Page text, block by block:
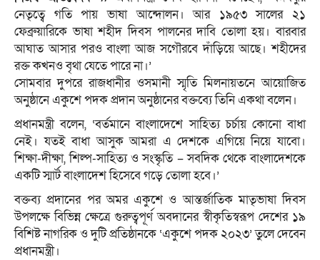
নেতৃত্বে গতি পায় ভাষা আন্দোলন। আর ১৯৫৩ সালের ২১
ফেব্রুয়ারিকে ভাষা শহীদ দিবস পালনের দাবি তোলা হয়। বারবার
আঘাত আসার পরও বাংলা আজ সগৌরবে দাঁড়িয়ে আছে। শহীদের
রক্ত কখনও বৃথা যেতে পারে না।’
সোমবার দুপরে রাজধানীর ওসমানী স্মৃতি মিলনায়তনে আয়োজিত
অনুষ্ঠানে একুশে পদক প্রদান অনুষ্ঠানের বক্তব্যে তিনি একথা বলেন।
প্রধানমন্ত্রী বলেন, ‘বর্তমানে বাংলাদেশে সাহিত্য চর্চায় কোনো বাধা
নেই। যতই বাধা আসুক আমরা এ দেশকে এগিয়ে নিয়ে যাবো।
শিক্ষা-দীক্ষা, শিল্প-সাহিত্য ও সংস্কৃতি – সবদিক থেকে বাংলাদেশকে
একটি স্মার্ট বাংলাদেশ হিসেবে গড়ে তোলা হবে।’
বক্তব্য প্রদানের পর অমর একুশে ও আন্তর্জাতিক মাতৃভাষা দিবস
উপলক্ষে বিভিন্ন ক্ষেত্রে গুরুত্বপূর্ণ অবদানের স্বীকৃতিস্বরূপ দেশের ১৯
বিশিষ্ট নাগরিক ও দুটি প্রতিষ্ঠানকে ‘একুশে পদক ২০২৩’ তুলে দেবেন
প্রধানমন্ত্রী।